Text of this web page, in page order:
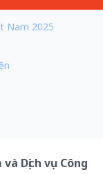
Nam 2025
Dịch vụ Công